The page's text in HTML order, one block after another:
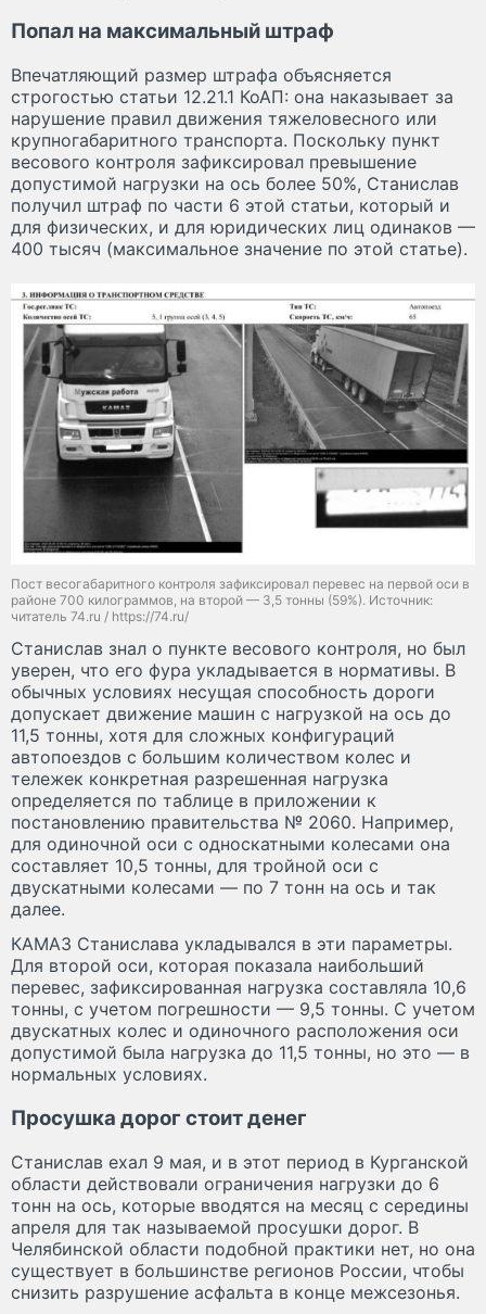
Попал на максимальный штраф
Впечатляющий размер штрафа объясняется
строгостью статьи 12.21.1 КоАП: она наказывает за
нарушение правил движения тяжеловесного или
крупногабаритного транспорта. Поскольку пункт
весового контроля зафиксировал превышение
допустимой нагрузки на ось более 50%, Станислав
получил штраф по части 6 этой статьи, который и
для физических, и для юридических лиц одинаков —
400 тысяч (максимальное значение по этой статье).
Пост весогабаритного контроля зафиксировал перевес на первой оси в
районе 700 килограммов, на второй — 3,5 тонны (59%). Источник:
читатель 74.ru / https://74.ru/
Станислав знал о пункте весового контроля, но был
уверен, что его фура укладывается в нормативы. В
обычных условиях несущая способность дороги
допускает движение машин с нагрузкой на ось до
11,5 тонны, хотя для сложных конфигураций
автопоездов с большим количеством колес и
тележек конкретная разрешенная нагрузка
определяется по таблице в приложении к
постановлению правительства № 2060. Например,
для одиночной оси с односкатными колесами она
составляет 10,5 тонны, для тройной оси с
двускатными колесами — по 7 тонн на ось и так
далее.
КАМАЗ Станислава укладывался в эти параметры.
Для второй оси, которая показала наибольший
перевес, зафиксированная нагрузка составляла 10,6
тонны, с учетом погрешности — 9,5 тонны. С учетом
двускатных колес и одиночного расположения оси
допустимой была нагрузка до 11,5 тонны, но это — в
нормальных условиях.
Просушка дорог стоит денег
Станислав ехал 9 мая, и в этот период в Курганской
области действовали ограничения нагрузки до 6
тонн на ось, которые вводятся на месяц с середины
апреля для так называемой просушки дорог. В
Челябинской области подобной практики нет, но она
существует в большинстве регионов России, чтобы
снизить разрушение асфальта в конце межсезонья.